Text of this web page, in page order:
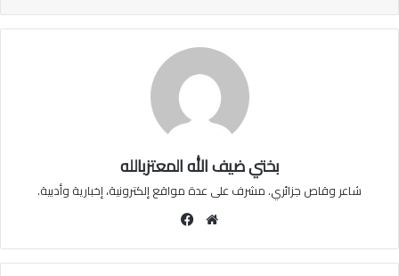
بختي ضيف الله المعتزبالله
شاعر وقاص جزائري. مشرف على عدة مواقع إلكترونية، إخبارية وأدبية.
موقع